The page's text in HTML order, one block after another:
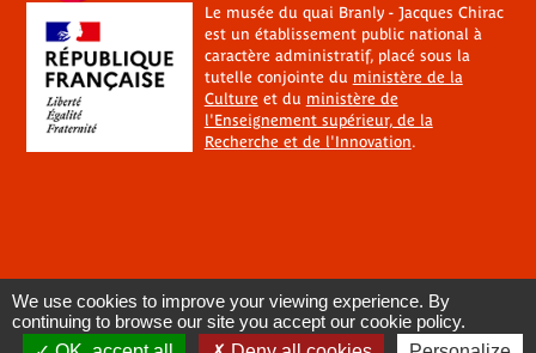
Le musée du quai Branly - Jacques Chirac
est un établissement public national à
caractère administratif, placé sous la
tutelle conjointe du ministère de la
Cultureet du ministère de
l'Enseignement supérieur, de la
Recherche et de l'Innovation.
We use cookies to improve your viewing experience. By
continuing to browse our site you accept our cookie policy.